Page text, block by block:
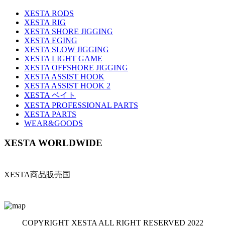
XESTA RODS
XESTA RIG
XESTA SHORE JIGGING
XESTA EGING
XESTA SLOW JIGGING
XESTA LIGHT GAME
XESTA OFFSHORE JIGGING
XESTA ASSIST HOOK
XESTA ASSIST HOOK 2
XESTA ベイト
XESTA PROFESSIONAL PARTS
XESTA PARTS
WEAR&GOODS
XESTA WORLDWIDE
XESTA商品販売国
COPYRIGHT XESTA ALL RIGHT RESERVED 2022